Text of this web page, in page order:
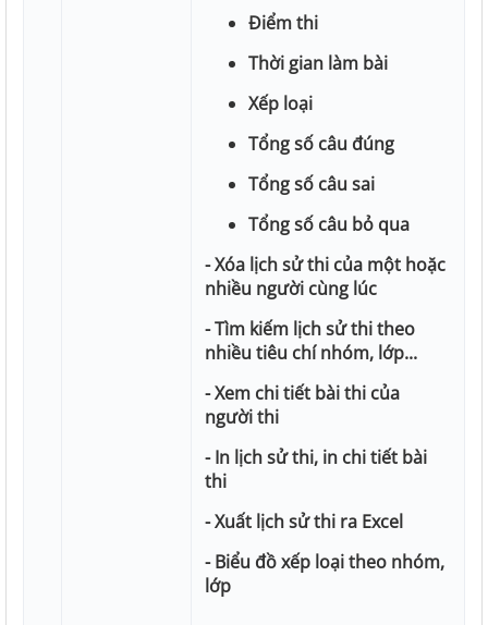
Điểm thi
Thời gian làm bài
Xếp loại
Tổng số câu đúng
Tổng số câu sai
Tổng số câu bỏ qua
- Xóa lịch sử thi của một hoặc
nhiều người cùng lúc
- Tìm kiếm lịch sử thi theo
nhiều tiêu chí nhóm, lớp...
- Xem chi tiết bài thi của
người thi
- In lịch sử thi, in chi tiết bài
thi
- Xuất lịch sử thi ra Excel
- Biểu đồ xếp loại theo nhóm,
lớp